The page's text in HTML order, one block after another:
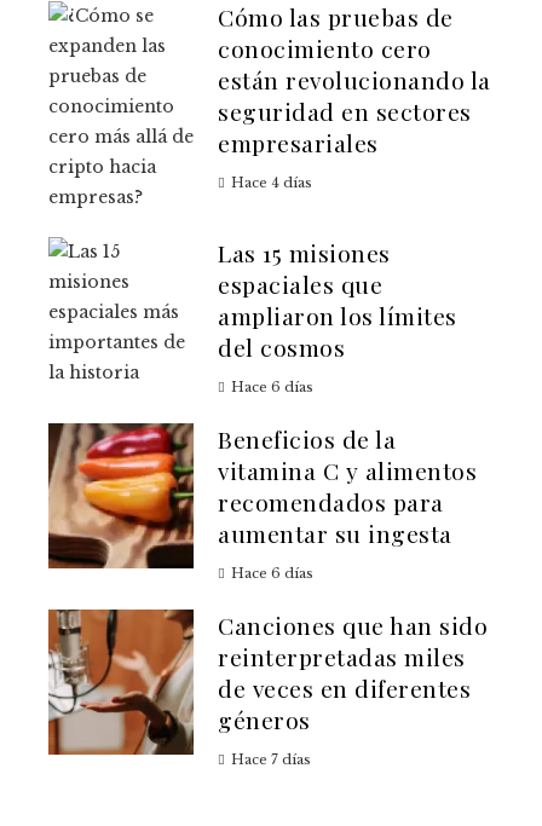
Cómo las pruebas de
conocimiento cero
están revolucionando la
seguridad en sectores
empresariales
Hace 4 días
Las 15 misiones
espaciales que
ampliaron los límites
del cosmos
Hace 6 días
Beneficios de la
vitamina C y alimentos
recomendados para
aumentar su ingesta
Hace 6 días
Canciones que han sido
reinterpretadas miles
de veces en diferentes
géneros
Hace 7 días